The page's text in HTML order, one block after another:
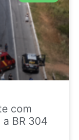
com
BR 304